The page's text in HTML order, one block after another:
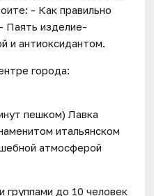
- Как правильно
Паять изделие-
и антиоксидантом.
города:
пешком) Лавка
итальянском
атмосферой
до 10 человек